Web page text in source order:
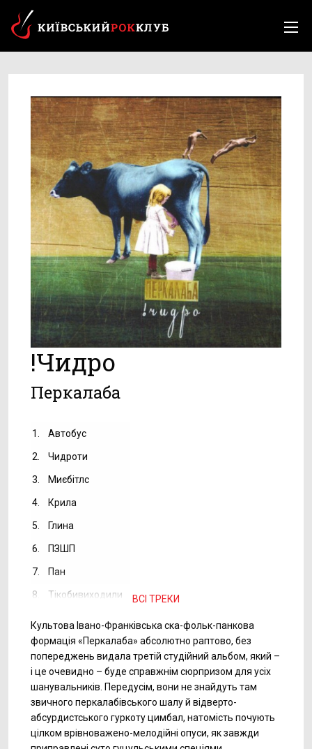
!Чидро
Перкалаба
1. Автобус
2. Чидроти
3. Миєбітлс
4. Крила
5. Глина
6. ПЗШП
7. Пан
8. Тікобивиходили ВСІ ТРЕКИ
Культова Івано-Франківська ска-фольк-панкова
формація «Перкалаба» абсолютно раптово, без
попереджень видала третій студійний альбом, який –
і це очевидно – буде справжнім сюрпризом для усіх
шанувальників. Передусім, вони не знайдуть там
звичного перкалабівського шалу й відверто-
абсурдистського гуркоту цимбал, натомість почують
цілком врівноважено-мелодійні опуси, як завжди